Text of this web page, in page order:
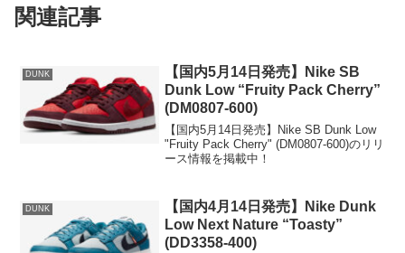
関連記事
DUNK
【国内5月14日発売】Nike SB
Dunk Low “Fruity Pack Cherry”
(DM0807-600)
【国内5月14日発売】Nike SB Dunk Low
"Fruity Pack Cherry" (DM0807-600)のリリ
ース情報を掲載中！
DUNK
【国内4月14日発売】Nike Dunk
Low Next Nature “Toasty”
(DD3358-400)